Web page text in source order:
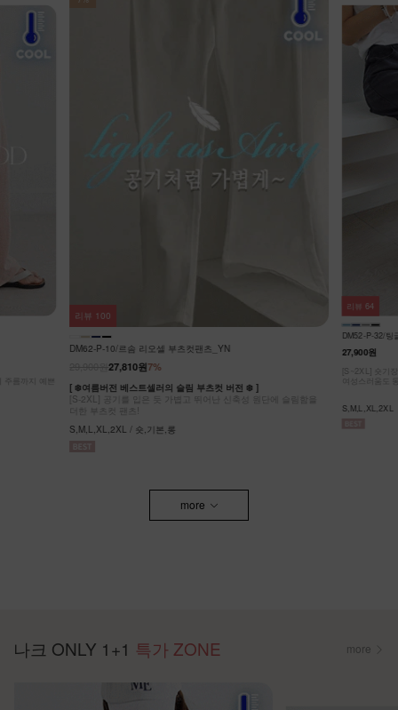
슬림함을
DM52-P-32/팅글 라이온셀 데님 스커트_DY
27,900원
[S~2XL] 숏기장,기본기장 두가지 기장옵션! 캐주얼도,
여성스러움도 동시에 잡은 롱스커트에요~
S,M,L,XL,2XL
리뷰 64
KO62-P-05/쿨
32,900원
[ ❄️COOL
[55-99] 나크
F,L / 숏,롱
리뷰 20
more
나크 ONLY 1+1 특가 ZONE more